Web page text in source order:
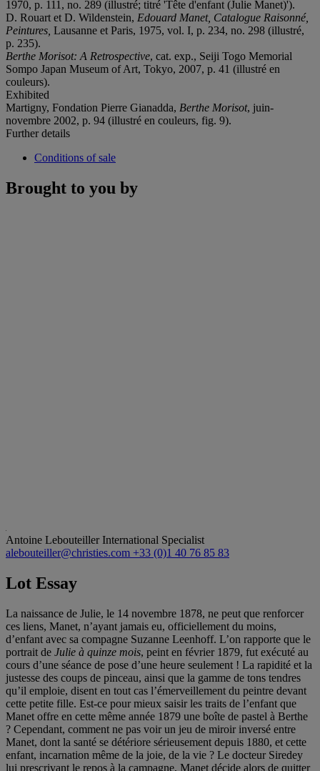
1970, p. 111, no. 289 (illustré; titré 'Tête d'enfant (Julie Manet)').
D. Rouart et D. Wildenstein, Edouard Manet, Catalogue Raisonné,
Peintures, Lausanne et Paris, 1975, vol. I, p. 234, no. 298 (illustré,
p. 235).
Berthe Morisot: A Retrospective, cat. exp., Seiji Togo Memorial
Sompo Japan Museum of Art, Tokyo, 2007, p. 41 (illustré en
couleurs).
Exhibited
Martigny, Fondation Pierre Gianadda, Berthe Morisot, juin-
novembre 2002, p. 94 (illustré en couleurs, fig. 9).
Further details
Conditions of sale
Brought to you by
Antoine LebouteillerInternational Specialist
alebouteiller@christies.com +33 (0)1 40 76 85 83
Lot Essay
La naissance de Julie, le 14 novembre 1878, ne peut que renforcer
ces liens, Manet, n’ayant jamais eu, officiellement du moins,
d’enfant avec sa compagne Suzanne Leenhoff. L’on rapporte que le
portrait de Julie à quinze mois, peint en février 1879, fut exécuté au
cours d’une séance de pose d’une heure seulement ! La rapidité et la
justesse des coups de pinceau, ainsi que la gamme de tons tendres
qu’il emploie, disent en tout cas l’émerveillement du peintre devant
cette petite fille. Est-ce pour mieux saisir les traits de l’enfant que
Manet offre en cette même année 1879 une boîte de pastel à Berthe
? Cependant, comment ne pas voir un jeu de miroir inversé entre
Manet, dont la santé se détériore sérieusement depuis 1880, et cette
enfant, incarnation même de la joie, de la vie ? Le docteur Siredey
lui prescrivant le repos à la campagne, Manet décide alors de quitter